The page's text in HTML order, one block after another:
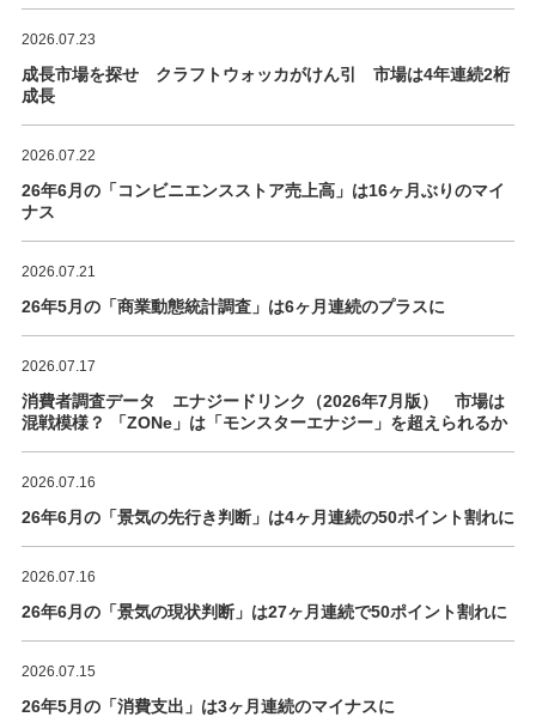
2026.07.23
成長市場を探せ クラフトウォッカがけん引 市場は4年連続2桁
成長
2026.07.22
26年6月の「コンビニエンスストア売上高」は16ヶ月ぶりのマイ
ナス
2026.07.21
26年5月の「商業動態統計調査」は6ヶ月連続のプラスに
2026.07.17
消費者調査データ エナジードリンク（2026年7月版） 市場は
混戦模様？ 「ZONe」は「モンスターエナジー」を超えられるか
2026.07.16
26年6月の「景気の先行き判断」は4ヶ月連続の50ポイント割れに
2026.07.16
26年6月の「景気の現状判断」は27ヶ月連続で50ポイント割れに
2026.07.15
26年5月の「消費支出」は3ヶ月連続のマイナスに